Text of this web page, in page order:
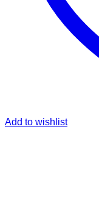
Add to wishlist